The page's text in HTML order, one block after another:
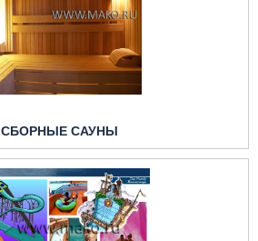
СБОРНЫЕ САУНЫ